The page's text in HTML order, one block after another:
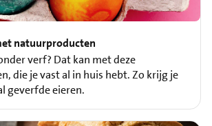
natuurproducten
verf? Dat kan met deze
die je vast al in huis hebt. Zo krijg je
geverfde eieren.